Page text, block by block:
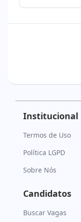
Institucional
Termos de Uso
Política LGPD
Sobre Nós
Candidatos
Buscar Vagas